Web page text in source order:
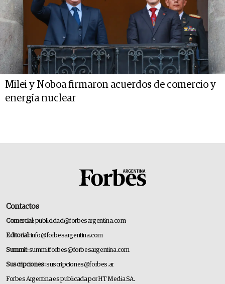
Milei y Noboa firmaron acuerdos de comercio y
energía nuclear
Contactos
Comercial:publicidad@forbesargentina.com
Editorial:info@forbesargentina.com
Summit:summitforbes@forbesargentina.com
Suscripciones:suscripciones@forbes.ar
Forbes Argentina es publicada por HT Media SA.